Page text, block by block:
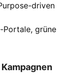
driven
Portale, grüne